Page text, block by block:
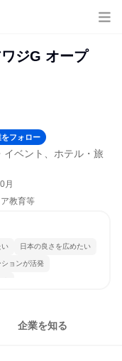
ジG オープ
をフォロー
イベント、ホテル・旅
月
教育等
い 日本の良さを広めたい
ョンが活発
企業を知る